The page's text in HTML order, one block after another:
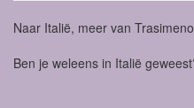
Naar Italië, meer van
Ben je weleens in Italië